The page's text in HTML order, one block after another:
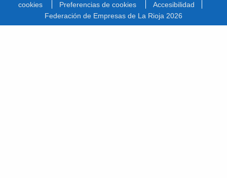
cookies
Preferencias de cookies
Accesibilidad
Federación de Empresas de La Rioja 2026